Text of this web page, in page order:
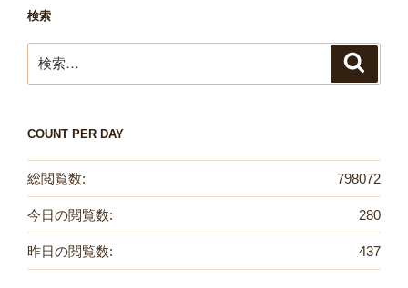
検索
索:
COUNT PER DAY
798072
総閲覧数:
280
今日の閲覧数:
437
昨日の閲覧数: